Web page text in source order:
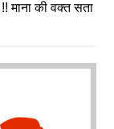
की वक्त सता